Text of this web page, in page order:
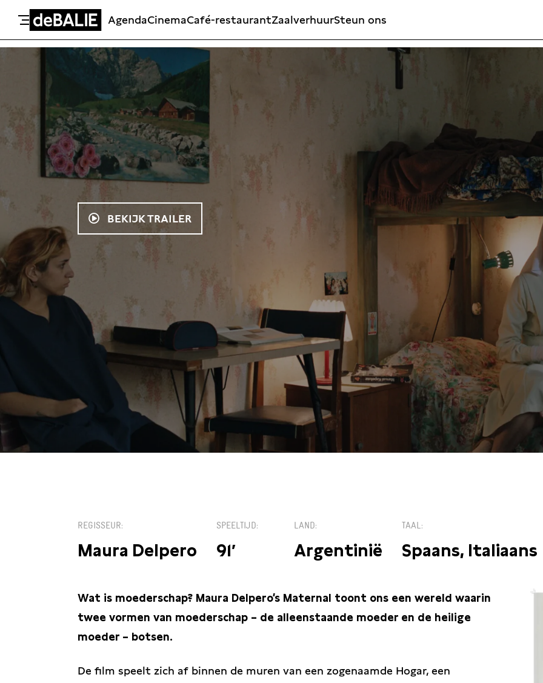
Meteen naar de content
De Balie
AgendaCinemaCafé-restaurantZaalverhuurSteun ons
BEKIJK TRAILER
KIES EEN DATUM
REGISSEUR
Maura Delpero
SPEELTIJD
91′
LAND
Argentinië
TAAL
Spaans, Italiaans
Wat is moederschap? Maura Delpero’s Maternal toont ons een wereld waarin
twee vormen van moederschap – de alleenstaande moeder en de heilige
moeder – botsen.
De film speelt zich af binnen de muren van een zogenaamde Hogar, een